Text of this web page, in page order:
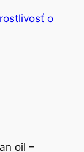
o
oil –